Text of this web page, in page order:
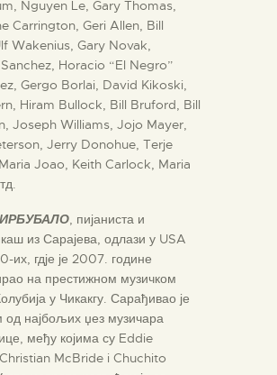
Nguyen Le, Gary Thomas,
Carrington, Geri Allen, Bill
Wakenius, Gary Novak,
Horacio “El Negro”
Gergo Borlai, David Kikoski,
Hiram Bullock, Bill Bruford, Bill
Joseph Williams, Jojo Mayer,
Jerry Donohue, Terje
Joao, Keith Carlock, Maria
, пијаниста и
из Сарајева, одлази у USA
их, гдје је 2007. године
на престижном музичком
у Чикакгу. Сарађивао је
од најбољих џез музичара
међу којима су Eddie
McBride i Chuchito